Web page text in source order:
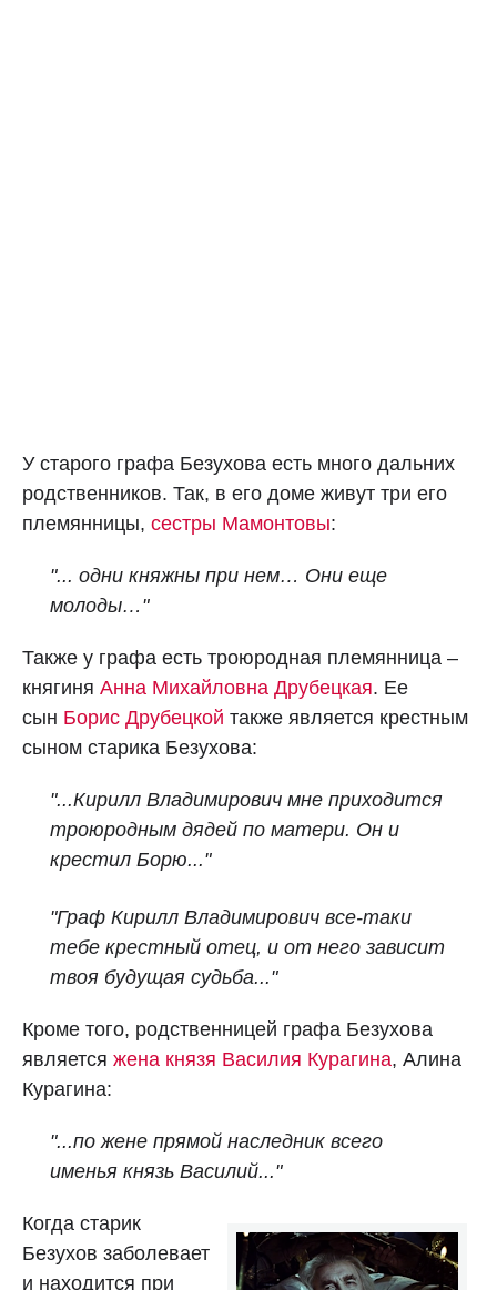
У старого графа Безухова есть много дальних
родственников. Так, в его доме живут три его
племянницы, сестры Мамонтовы:
"... одни княжны при нем… Они еще
молоды…"
Также у графа есть троюродная племянница –
княгиня Анна Михайловна Друбецкая. Ее
сын Борис Друбецкой также является крестным
сыном старика Безухова:
"...Кирилл Владимирович мне приходится
троюродным дядей по матери. Он и
крестил Борю..."
"Граф Кирилл Владимирович все-таки
тебе крестный отец, и от него зависит
твоя будущая судьба..."
Кроме того, родственницей графа Безухова
является жена князя Василия Курагина, Алина
Курагина:
"...по жене прямой наследник всего
именья князь Василий..."
Когда старик
Безухов заболевает
и находится при